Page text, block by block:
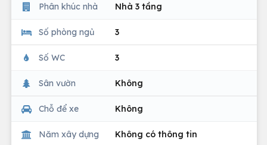
Phân khúc nhà Nhà 3 tầng
Số phòng ngủ 3
Số WC 3
Sân vườn Không
Chỗ để xe Không
Năm xây dựng Không có thông tin